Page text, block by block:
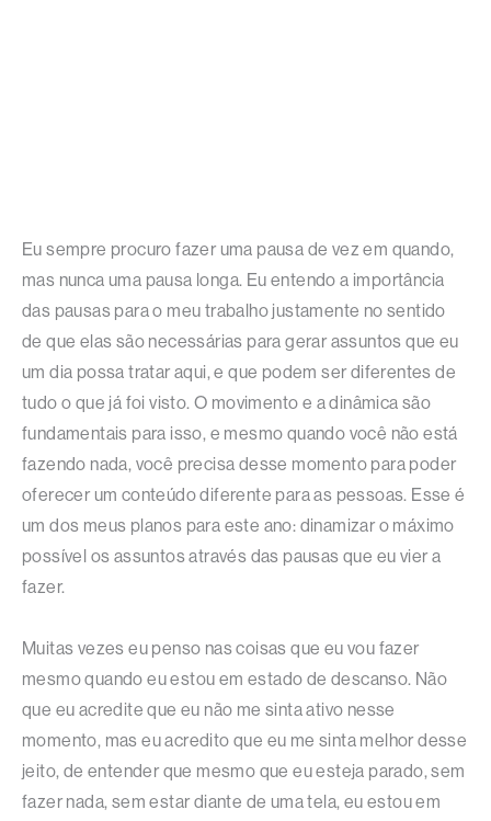
Eu sempre procuro fazer uma pausa de vez em quando,
mas nunca uma pausa longa. Eu entendo a importância
das pausas para o meu trabalho justamente no sentido
de que elas são necessárias para gerar assuntos que eu
um dia possa tratar aqui, e que podem ser diferentes de
tudo o que já foi visto. O movimento e a dinâmica são
fundamentais para isso, e mesmo quando você não está
fazendo nada, você precisa desse momento para poder
oferecer um conteúdo diferente para as pessoas. Esse é
um dos meus planos para este ano: dinamizar o máximo
possível os assuntos através das pausas que eu vier a
fazer.
Muitas vezes eu penso nas coisas que eu vou fazer
mesmo quando eu estou em estado de descanso. Não
que eu acredite que eu não me sinta ativo nesse
momento, mas eu acredito que eu me sinta melhor desse
jeito, de entender que mesmo que eu esteja parado, sem
fazer nada, sem estar diante de uma tela, eu estou em